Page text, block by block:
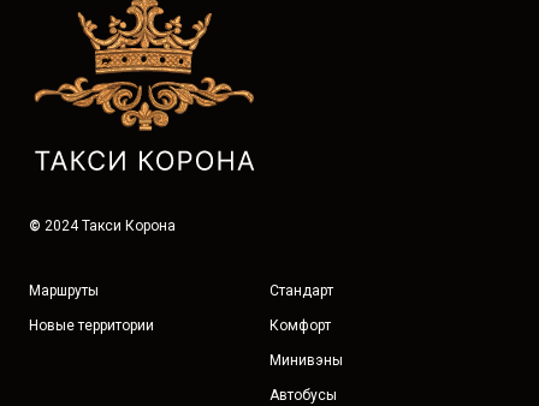
© 2024 Такси Корона
Маршруты
Новые территории
Стандарт
Комфорт
Минивэны
Автобусы